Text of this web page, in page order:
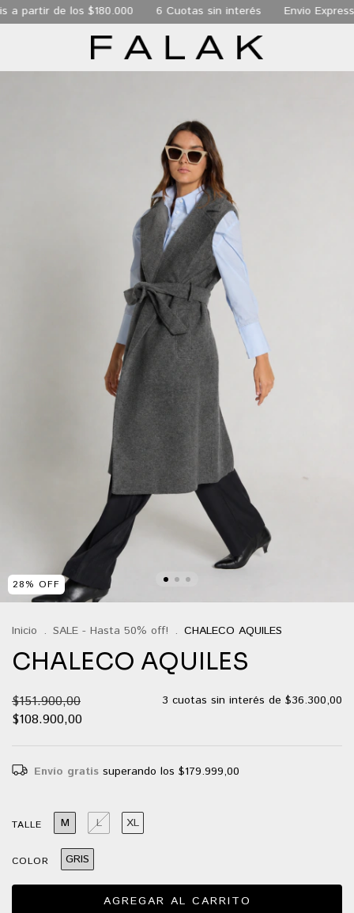
los $180.000 6 Cuotas sin interés Envio Express de 24
28% OFF
Inicio . SALE - Hasta 50% off! . CHALECO AQUILES
CHALECO AQUILES
$151.900,00
$108.900,00
3 cuotas sin interés de $36.300,00
Envío gratis superando los $179.999,00
TALLE M L XL
COLOR GRIS